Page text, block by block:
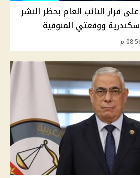
قرار النائب العام بحظر النشر
ووقعتي المنوفية